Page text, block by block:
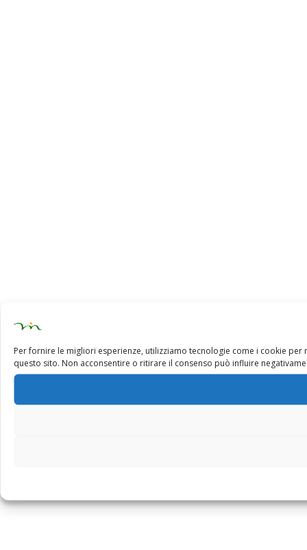
Per fornire le migliori esperienze, utilizziamo tecnologie come i cookie
questo sito. Non acconsentire o ritirare il consenso può influire